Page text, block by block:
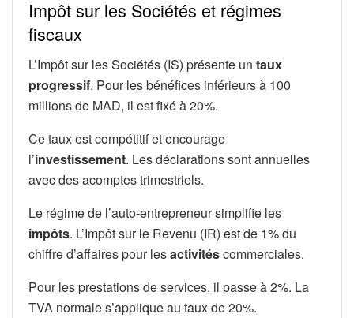
Impôt sur les Sociétés et régimes
fiscaux
L’Impôt sur les Sociétés (IS) présente un taux
progressif. Pour les bénéfices inférieurs à 100
millions de MAD, il est fixé à 20%.
Ce taux est compétitif et encourage
l’investissement. Les déclarations sont annuelles
avec des acomptes trimestriels.
Le régime de l’auto-entrepreneur simplifie les
impôts. L’Impôt sur le Revenu (IR) est de 1% du
chiffre d’affaires pour lesactivitéscommerciales.
Pour les prestations de services, il passe à 2%. La
TVA normale s’applique au taux de 20%.